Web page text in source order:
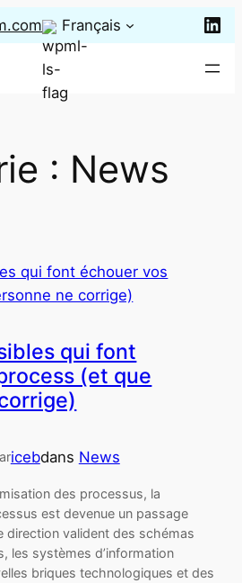
Français
: News
qui font
(et que
icebdans News
des processus, la
est devenue un passage
direction valident des schémas
les systèmes d’information
briques technologiques et des